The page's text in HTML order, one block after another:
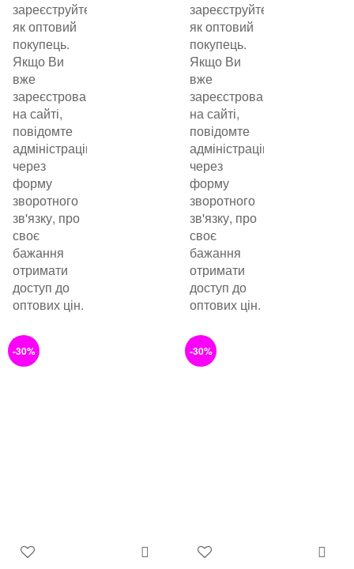
зареєструйтеся
як оптовий
покупець.
Якщо Ви
вже
зареєстровані
на сайті,
повідомте
адміністрацію
через
форму
зворотного
зв'язку, про
своє
бажання
отримати
доступ до
оптових цін.
зареєструйтеся
як оптовий
покупець.
Якщо Ви
вже
зареєстровані
на сайті,
повідомте
адміністрацію
через
форму
зворотного
зв'язку, про
своє
бажання
отримати
доступ до
оптових цін.
-30% -30%